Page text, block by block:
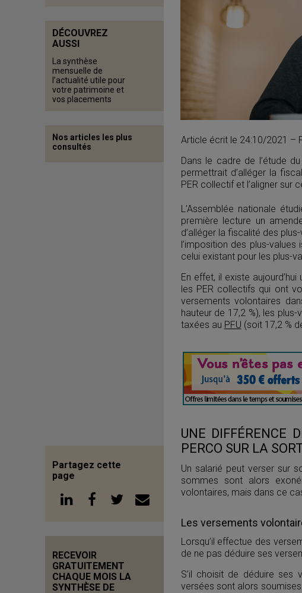
Article écrit le 24:10/2021 –
Dans le cadre de l’étude
permettrait d’alléger la
PER collectif et l’aligner sur
L’Assemblée nationale
première lecture un
d’alléger la fiscalité des
l’imposition des plus-
celui existant pour les plus-
En effet, il existe
les PER collectifs qui ont
versements volontaires
hauteur de 17,2 %), les
taxées au PFU (soit 17,2 %
UNE DIFFÉRENCE
PERCO SUR LA
Un salarié peut verser sur
sommes sont alors
volontaires, mais dans ce
Les versements
Lorsqu’il effectue des
de ne pas déduire ses
S’il choisit de déduire
versées sont alors
DÉCOUVREZ
AUSSI
La synthèse
mensuelle de
l’actualité utile pour
votre patrimoine et
vos placements
Nos articles les plus
consultés
Partagez cette
page
RECEVOIR
GRATUITEMENT
CHAQUE MOIS LA
SYNTHÈSE DE